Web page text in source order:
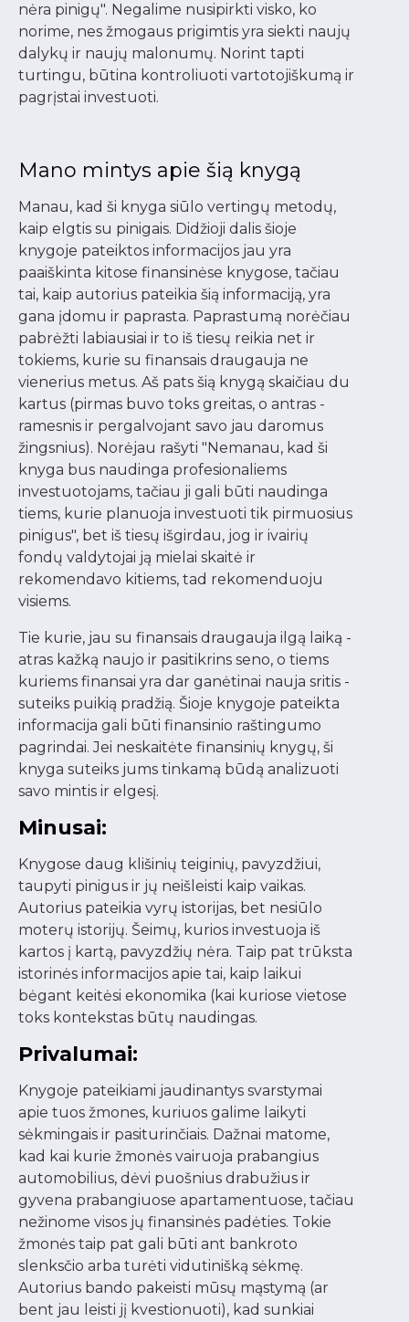
nėra pinigų". Negalime nusipirkti visko, ko
norime, nes žmogaus prigimtis yra siekti naujų
dalykų ir naujų malonumų. Norint tapti
turtingu, būtina kontroliuoti vartotojiškumą ir
pagrįstai investuoti.
Mano mintys apie šią knygą
Manau, kad ši knyga siūlo vertingų metodų,
kaip elgtis su pinigais. Didžioji dalis šioje
knygoje pateiktos informacijos jau yra
paaiškinta kitose finansinėse knygose, tačiau
tai, kaip autorius pateikia šią informaciją, yra
gana įdomu ir paprasta. Paprastumą norėčiau
pabrėžti labiausiai ir to iš tiesų reikia net ir
tokiems, kurie su finansais draugauja ne
vienerius metus. Aš pats šią knygą skaičiau du
kartus (pirmas buvo toks greitas, o antras -
ramesnis ir pergalvojant savo jau daromus
žingsnius). Norėjau rašyti "Nemanau, kad ši
knyga bus naudinga profesionaliems
investuotojams, tačiau ji gali būti naudinga
tiems, kurie planuoja investuoti tik pirmuosius
pinigus", bet iš tiesų išgirdau, jog ir ivairių
fondų valdytojai ją mielai skaitė ir
rekomendavo kitiems, tad rekomenduoju
visiems.
Tie kurie, jau su finansais draugauja ilgą laiką -
atras kažką naujo ir pasitikrins seno, o tiems
kuriems finansai yra dar ganėtinai nauja sritis -
suteiks puikią pradžią. Šioje knygoje pateikta
informacija gali būti finansinio raštingumo
pagrindai. Jei neskaitėte finansinių knygų, ši
knyga suteiks jums tinkamą būdą analizuoti
savo mintis ir elgesį.
Minusai:
Knygose daug klišinių teiginių, pavyzdžiui,
taupyti pinigus ir jų neišleisti kaip vaikas.
Autorius pateikia vyrų istorijas, bet nesiūlo
moterų istorijų. Šeimų, kurios investuoja iš
kartos į kartą, pavyzdžių nėra. Taip pat trūksta
istorinės informacijos apie tai, kaip laikui
bėgant keitėsi ekonomika (kai kuriose vietose
toks kontekstas būtų naudingas.
Privalumai:
Knygoje pateikiami jaudinantys svarstymai
apie tuos žmones, kuriuos galime laikyti
sėkmingais ir pasiturinčiais. Dažnai matome,
kad kai kurie žmonės vairuoja prabangius
automobilius, dėvi puošnius drabužius ir
gyvena prabangiuose apartamentuose, tačiau
nežinome visos jų finansinės padėties. Tokie
žmonės taip pat gali būti ant bankroto
slenksčio arba turėti vidutinišką sėkmę.
Autorius bando pakeisti mūsų mąstymą (ar
bent jau leisti jį kvestionuoti), kad sunkiai